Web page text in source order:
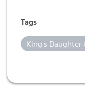
Tags
King's